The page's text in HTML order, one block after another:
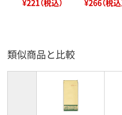
¥221（税込） ¥266（税込
類似商品と比較